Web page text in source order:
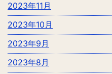
2023年11月
2023年10月
2023年9月
2023年8月